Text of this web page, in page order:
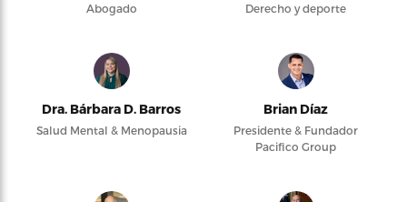
Abogado Derecho y deporte
Dra. Bárbara D. Barros
Salud Mental & Menopausia
Brian Díaz
Presidente & Fundador
Pacifico Group